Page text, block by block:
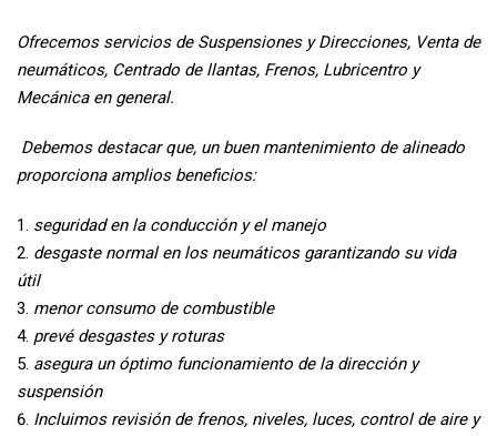
Ofrecemos servicios de Suspensiones y Direcciones, Venta de
neumáticos, Centrado de llantas, Frenos, Lubricentro y
Mecánica en general.
Debemos destacar que, un buen mantenimiento de alineado
proporciona amplios beneficios:
seguridad en la conducción y el manejo
desgaste normal en los neumáticos garantizando su vida
útil
menor consumo de combustible
prevé desgastes y roturas
asegura un óptimo funcionamiento de la dirección y
suspensión
Incluimos revisión de frenos, niveles, luces, control de aire y